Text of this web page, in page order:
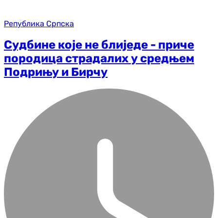
Република Српска
Судбине које не блиједе - приче
породица страдалих у средњем
Подрињу и Бирчу